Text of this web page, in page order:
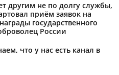
другим не по долгу службы,
приём заявок на
государственного
России
что у нас есть канал в